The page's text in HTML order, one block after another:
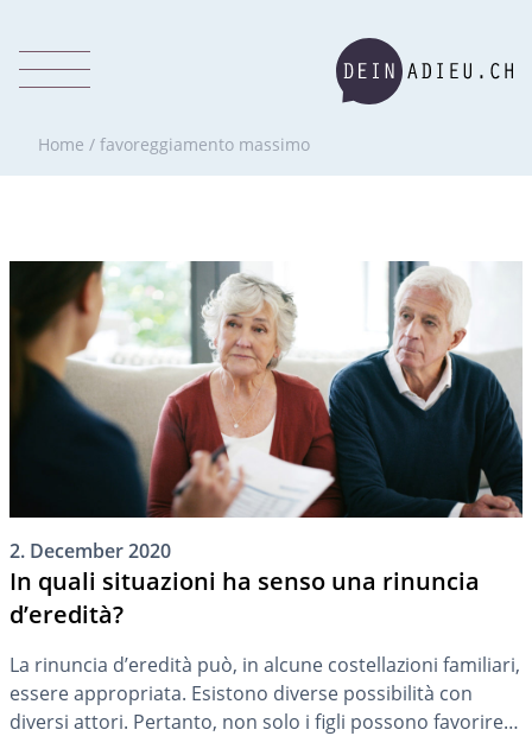
Home / favoreggiamento massimo
2. December 2020
In quali situazioni ha senso una rinuncia
d’eredità?
La rinuncia d’eredità può, in alcune costellazioni familiari,
essere appropriata. Esistono diverse possibilità con
diversi attori. Pertanto, non solo i figli possono favorire il